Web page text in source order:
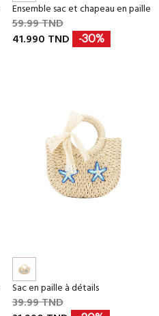
Ensemble sac et chapeau en paille
59.99 TND
41.990 TND
-30%
Sac en paille à détails
39.99 TND